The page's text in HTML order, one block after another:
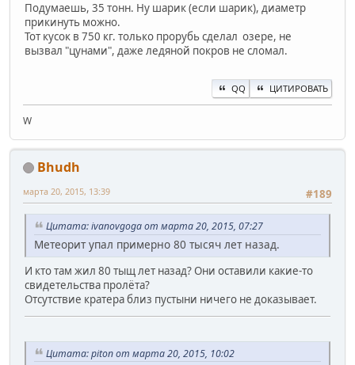
Подумаешь, 35 тонн. Ну шарик (если шарик), диаметр
прикинуть можно.
Тот кусок в 750 кг. только прорубь сделал озере, не
вызвал "цунами", даже ледяной покров не сломал.
QQ ЦИТИРОВАТЬ
W
Bhudh
#189
марта 20, 2015, 13:39
Цитата: ivanovgoga от марта 20, 2015, 07:27
Метеорит упал примерно 80 тысяч лет назад.
И кто там жил 80 тыщ лет назад? Они оставили какие-то
свидетельства пролёта?
Отсутствие кратера близ пустыни ничего не доказывает.
Цитата: piton от марта 20, 2015, 10:02